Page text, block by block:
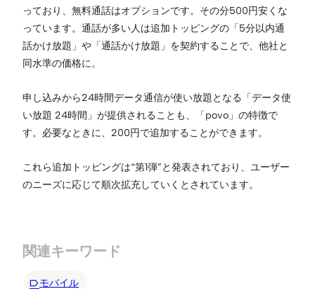
っており、無料通話はオプションです。その分500円安くな
っています。通話が多い人は追加トッピングの「5分以内通
話かけ放題」や「通話かけ放題」を契約することで、他社と
同水準の価格に。
申し込みから24時間データ通信が使い放題となる「データ使
い放題 24時間」が提供されることも、「povo」の特徴で
す。必要なときに、200円で追加することができます。
これら追加トッピングは“第1弾”と発表されており、ユーザー
のニーズに応じて順次拡充していくとされています。
関連キーワード
モバイル